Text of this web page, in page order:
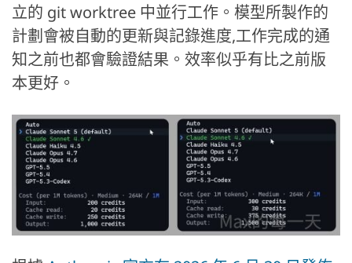
立的 git worktree 中並行工作。模型所製作的
計劃會被自動的更新與記錄進度,工作完成的通
知之前也都會驗證結果。效率似乎有比之前版
本更好。